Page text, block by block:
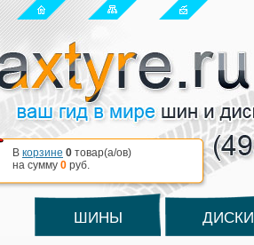
В корзине 0 товар(a/ов)
на сумму 0 руб.
ШИНЫ ДИСКИ